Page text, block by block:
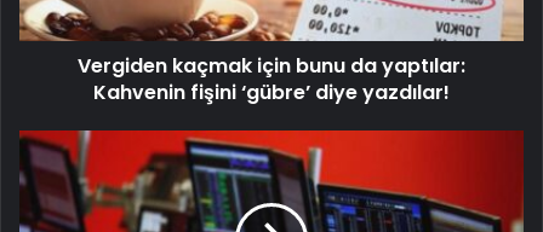
Vergiden kaçmak için bunu da yaptılar:
Kahvenin fişini ‘gübre’ diye yazdılar!